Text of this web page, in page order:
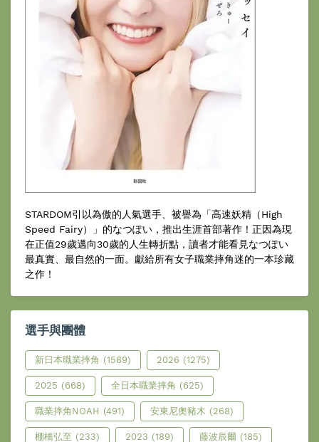
STARDOM引以為傲的人氣選手、被譽為「高速妖精（High
Speed Fairy）」的なつぽい，推出生涯首部著作！正因為現
在正值29歲邁向30歲的人生轉折點，讀者才能看見なつぽい
最真實、最自然的一面。獻給所有女子職業摔角迷的一本珍藏
之作！
選手與團體
新日本職業摔角 (1589) 2026 (1275)
2025 (668) 全日本職業摔角 (625)
職業摔角NOAH (491) 安東尼奧豬木 (268)
棚橋弘至 (233) 2023 (189) 藤波辰爾 (185)